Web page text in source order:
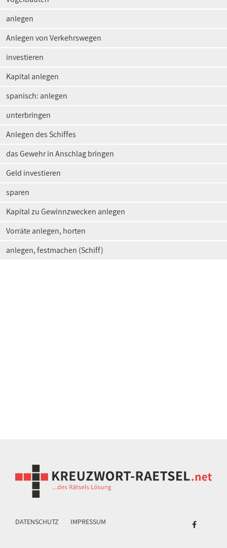
anlegen
Anlegen von Verkehrswegen
investieren
Kapital anlegen
spanisch: anlegen
unterbringen
Anlegen des Schiffes
das Gewehr in Anschlag bringen
Geld investieren
sparen
Kapital zu Gewinnzwecken anlegen
Vorräte anlegen, horten
anlegen, festmachen (Schiff)
DATENSCHUTZ IMPRESSUM